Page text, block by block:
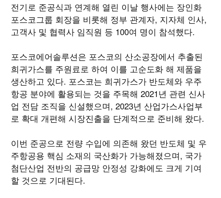
전기로 준공식과 연계해 열린 이날 행사에는 장인화
포스코그룹 회장을 비롯해 정부 관계자, 지자체 인사,
고객사 및 협력사 임직원 등 100여 명이 참석했다.
포스코에어솔루션은 포스코의 산소공장에서 추출된
희귀가스를 주원료로 하여 이를 고순도화 해 제품을
생산하고 있다. 포스코는 희귀가스가 반도체와 우주
항공 분야에 활용되는 것을 주목해 2021년 관련 신사
업 전담 조직을 신설했으며, 2023년 산업가스사업부
로 확대 개편해 시장진출을 단계적으로 준비해 왔다.
이번 준공으로 전량 수입에 의존해 왔던 반도체 및 우
주항공용 핵심 소재의 국산화가 가능해졌으며, 국가
첨단산업 전반의 공급망 안정성 강화에도 크게 기여
할 것으로 기대된다.